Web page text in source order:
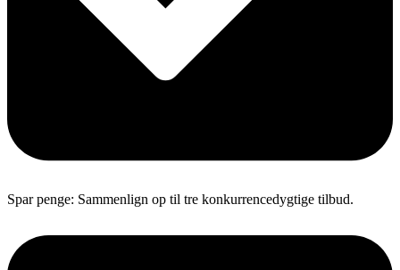
Spar penge: Sammenlign op til tre konkurrencedygtige tilbud.